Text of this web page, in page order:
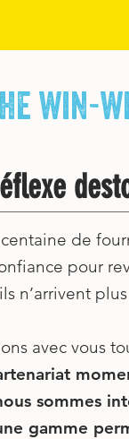
win-
de
pour
n’arrivent
avec vous
sommes
gamme